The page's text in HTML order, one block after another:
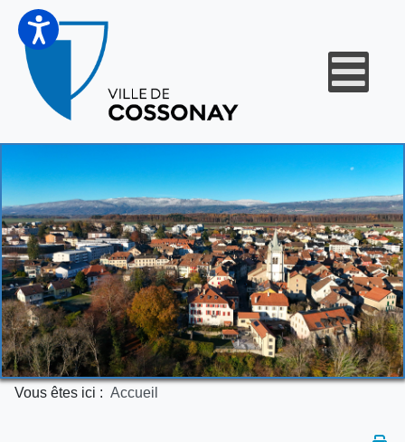
Vous êtes ici : Accueil